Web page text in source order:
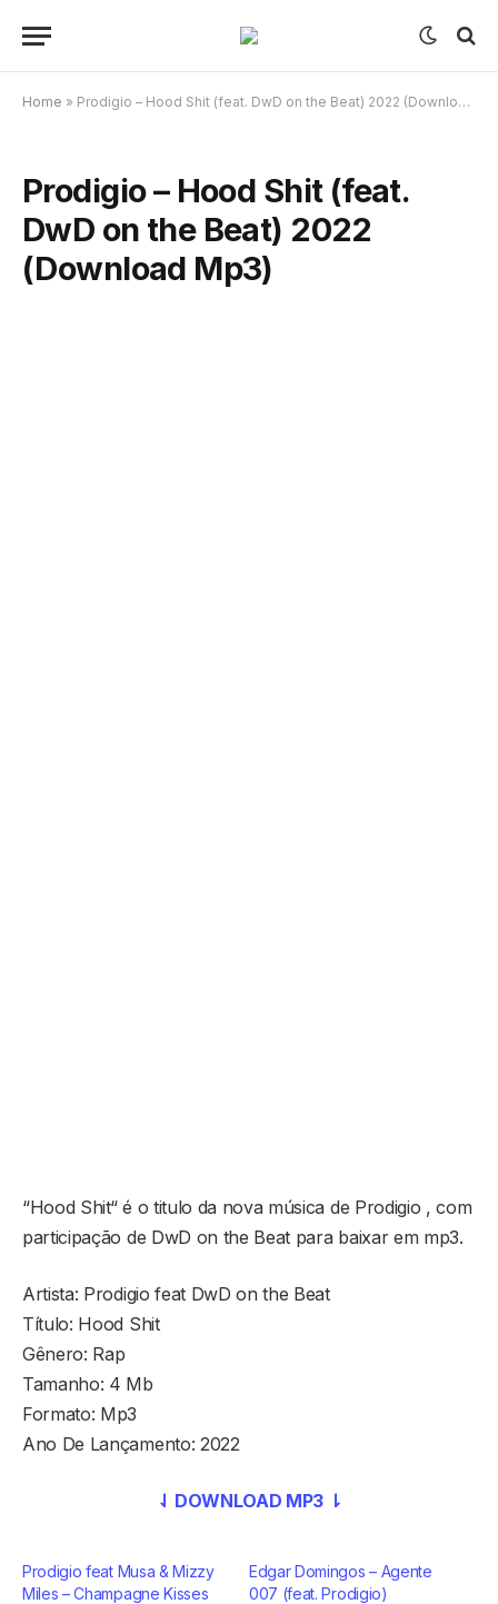
Home » Prodigio – Hood Shit (feat. DwD on the Beat) 2022 (Download Mp3)
Prodigio – Hood Shit (feat.
DwD on the Beat) 2022
(Download Mp3)
“Hood Shit“ é o titulo da nova música de Prodigio , com
participação de DwD on the Beat para baixar em mp3.
Artista: Prodigio feat DwD on the Beat
Título: Hood Shit
Gênero: Rap
Tamanho: 4 Mb
Formato: Mp3
Ano De Lançamento: 2022
⇃ DOWNLOAD MP3 ⇂
Prodigio feat Musa & Mizzy
Miles – Champagne Kisses
Edgar Domingos – Agente
007 (feat. Prodigio)